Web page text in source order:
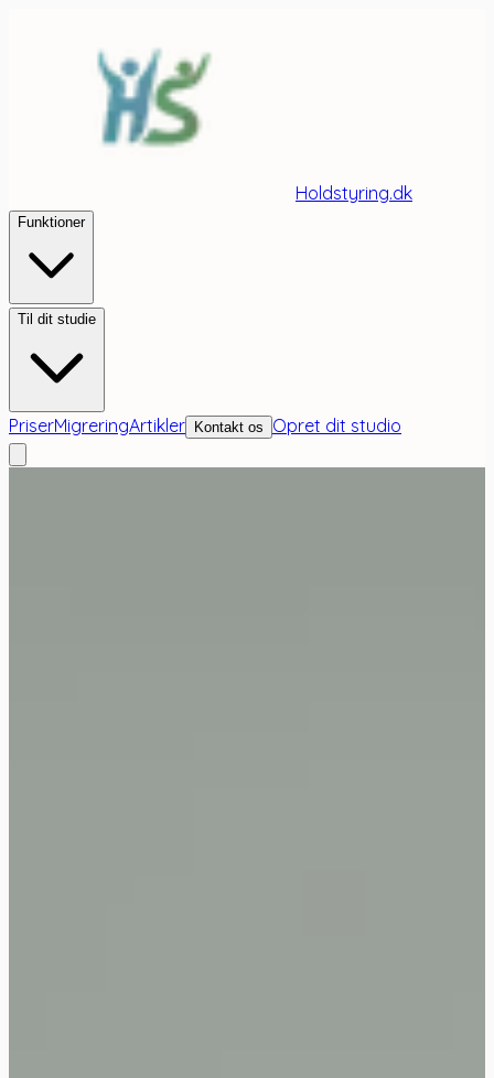
Holdstyring.dk
Funktioner
Til dit studie
PriserMigreringArtikler Kontakt os Opret dit studio